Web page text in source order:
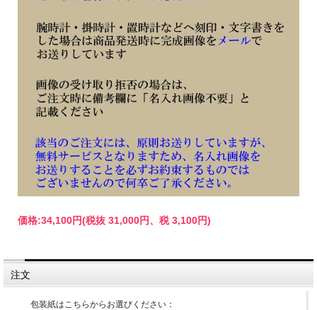
価格:34,100円(税抜 31,000円、税 3,100円)
注文
包装紙はこちらからお選びください：